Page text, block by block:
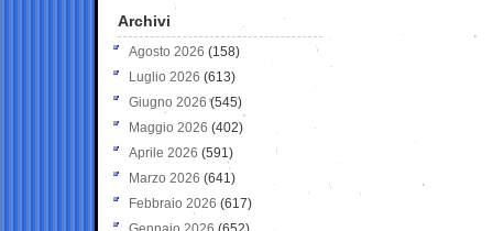
Archivi
Agosto 2026 (158)
Luglio 2026 (613)
Giugno 2026 (545)
Maggio 2026 (402)
Aprile 2026 (591)
Marzo 2026 (641)
Febbraio 2026 (617)